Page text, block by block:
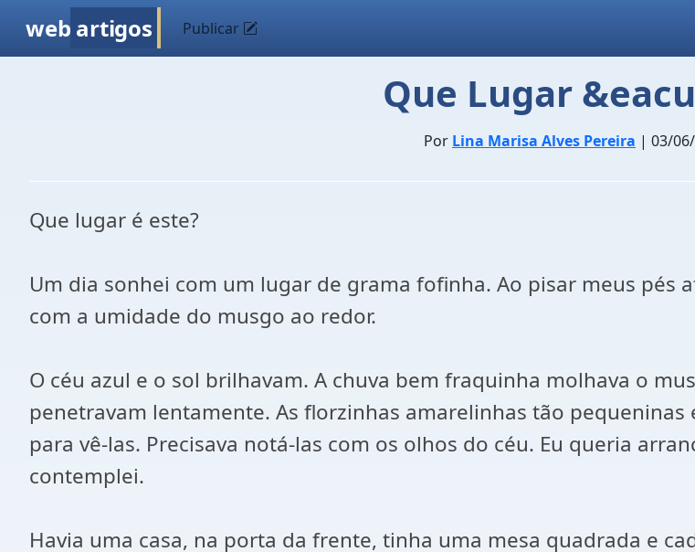
web artigos Publicar
Que Lugar
Por Lina Marisa Alves Pereira | 03/
Que lugar é este?
Um dia sonhei com um lugar de grama fofinha. Ao pisar meus
com a umidade do musgo ao redor.
O céu azul e o sol brilhavam. A chuva bem fraquinha molhava o
penetravam lentamente. As florzinhas amarelinhas tão
para vê-las. Precisava notá-las com os olhos do céu. Eu queria
contemplei.
Havia uma casa, na porta da frente, tinha uma mesa quadrada e